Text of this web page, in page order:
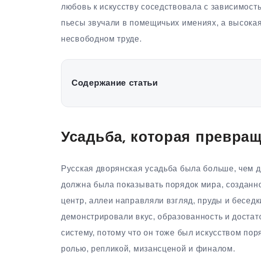
любовь к искусству соседствовала с
пьесы звучали в помещичьих имениях, а
несвободном труде.
Содержание статьи
Усадьба, которая
Русская дворянская усадьба была больше, чем
должна была показывать порядок мира,
центр, аллеи направляли взгляд, пруды и
демонстрировали вкус, образованность и
систему, потому что он тоже был искусством
ролью, репликой, мизансценой и финалом.